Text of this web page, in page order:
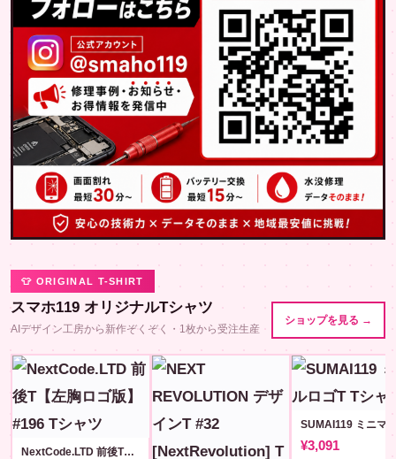
👕 ORIGINAL T-SHIRT
スマホ119 オリジナルTシャツ
AIデザイン工房から新作ぞくぞく・1枚から受注生産
ショップを見る →
NextCode.LTD 前後T【左胸ロゴ版】#196 ¥3,091